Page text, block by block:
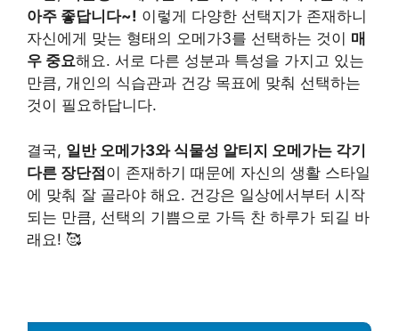
아주 좋답니다~! 이렇게 다양한 선택지가 존재하니
자신에게 맞는 형태의 오메가3를 선택하는 것이 매
우 중요해요. 서로 다른 성분과 특성을 가지고 있는
만큼, 개인의 식습관과 건강 목표에 맞춰 선택하는
것이 필요하답니다.
결국, 일반 오메가3와 식물성 알티지 오메가는 각기
다른 장단점이 존재하기 때문에 자신의 생활 스타일
에 맞춰 잘 골라야 해요. 건강은 일상에서부터 시작
되는 만큼, 선택의 기쁨으로 가득 찬 하루가 되길 바
래요! 🥰